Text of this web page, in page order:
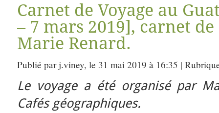
Carnet de Voyage au
– 7 mars 2019], carnet
Marie Renard.
Publié par j.viney, le 31 mai 2019 à 16:35 |
Le voyage a été organisé par
Cafés géographiques.